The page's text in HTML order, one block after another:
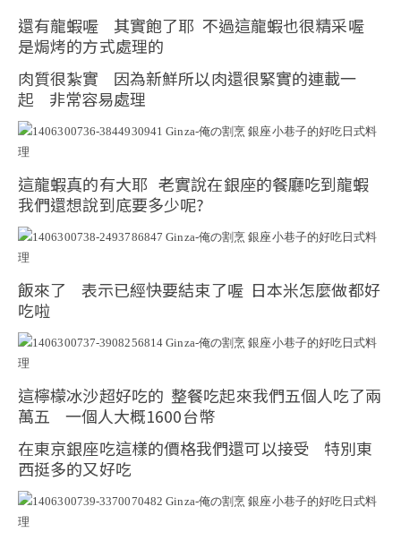
還有龍蝦喔 其實飽了耶 不過這龍蝦也很精采喔
是焗烤的方式處理的
肉質很紮實 因為新鮮所以肉還很緊實的連載一
起 非常容易處理
這龍蝦真的有大耶 老實說在銀座的餐廳吃到龍蝦
我們還想說到底要多少呢?
飯來了 表示已經快要結束了喔 日本米怎麼做都好
吃啦
這檸檬冰沙超好吃的 整餐吃起來我們五個人吃了兩
萬五 一個人大概1600台幣
在東京銀座吃這樣的價格我們還可以接受 特別東
西挺多的又好吃